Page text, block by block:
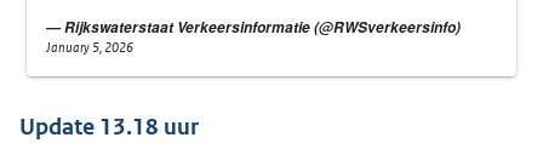
— Rijkswaterstaat Verkeersinformatie (@RWSverkeersinfo)
January 5, 2026
Update 13.18 uur